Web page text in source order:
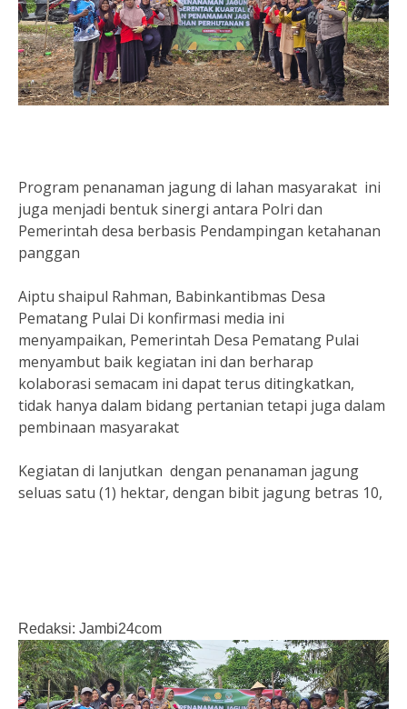
Program penanaman jagung di lahan masyarakat ini
juga menjadi bentuk sinergi antara Polri dan
Pemerintah desa berbasis Pendampingan ketahanan
panggan
Aiptu shaipul Rahman, Babinkantibmas Desa
Pematang Pulai Di konfirmasi media ini
menyampaikan, Pemerintah Desa Pematang Pulai
menyambut baik kegiatan ini dan berharap
kolaborasi semacam ini dapat terus ditingkatkan,
tidak hanya dalam bidang pertanian tetapi juga dalam
pembinaan masyarakat
Kegiatan di lanjutkan dengan penanaman jagung
seluas satu (1) hektar, dengan bibit jagung betras 10,
Redaksi: Jambi24com